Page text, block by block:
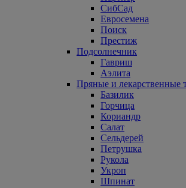
СибСад
Евросемена
Поиск
Престиж
Подсолнечник
Гавриш
Аэлита
Пряные и лекарственные
Базилик
Горчица
Кориандр
Салат
Сельдерей
Петрушка
Рукола
Укроп
Шпинат